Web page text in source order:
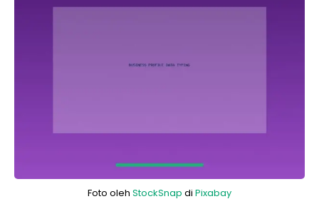
Foto oleh StockSnap di Pixabay